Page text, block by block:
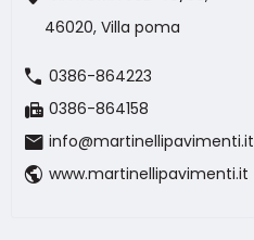
46020, Villa poma
call 0386-864223
fax 0386-864158
mail info@martinellipavimenti.it
public www.martinellipavimenti.it